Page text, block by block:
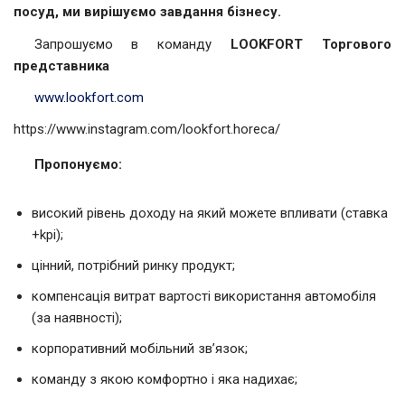
посуд, ми вирішуємо завдання бізнесу.
Запрошуємо в команду LOOKFORT Торгового
представника
www.lookfort.com
https://www.instagram.com/lookfort.horeca/
Пропонуємо:
високий рівень доходу на який можете впливати (ставка
+kpi);
цінний, потрібний ринку продукт;
компенсація витрат вартості використання автомобіля
(за наявності);
корпоративний мобільний зв’язок;
команду з якою комфортно і яка надихає;